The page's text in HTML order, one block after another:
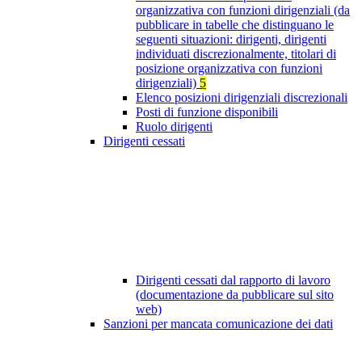
organizzativa con funzioni dirigenziali (da
pubblicare in tabelle che distinguano le
seguenti situazioni: dirigenti, dirigenti
individuati discrezionalmente, titolari di
posizione organizzativa con funzioni
dirigenziali) 5
Elenco posizioni dirigenziali discrezionali
Posti di funzione disponibili
Ruolo dirigenti
Dirigenti cessati
Dirigenti cessati dal rapporto di lavoro
(documentazione da pubblicare sul sito
web)
Sanzioni per mancata comunicazione dei dati